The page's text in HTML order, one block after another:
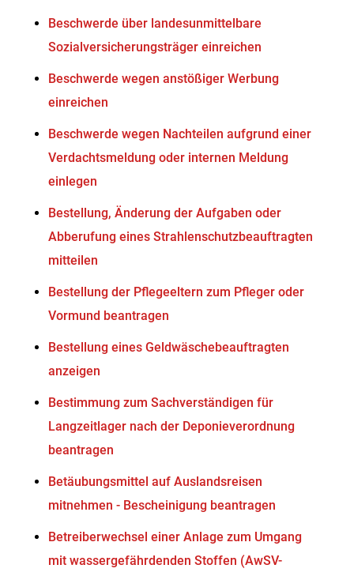
Beschwerde über landesunmittelbare
Sozialversicherungsträger einreichen
Beschwerde wegen anstößiger Werbung
einreichen
Beschwerde wegen Nachteilen aufgrund einer
Verdachtsmeldung oder internen Meldung
einlegen
Bestellung, Änderung der Aufgaben oder
Abberufung eines Strahlenschutzbeauftragten
mitteilen
Bestellung der Pflegeeltern zum Pfleger oder
Vormund beantragen
Bestellung eines Geldwäschebeauftragten
anzeigen
Bestimmung zum Sachverständigen für
Langzeitlager nach der Deponieverordnung
beantragen
Betäubungsmittel auf Auslandsreisen
mitnehmen - Bescheinigung beantragen
Betreiberwechsel einer Anlage zum Umgang
mit wassergefährdenden Stoffen (AwSV-